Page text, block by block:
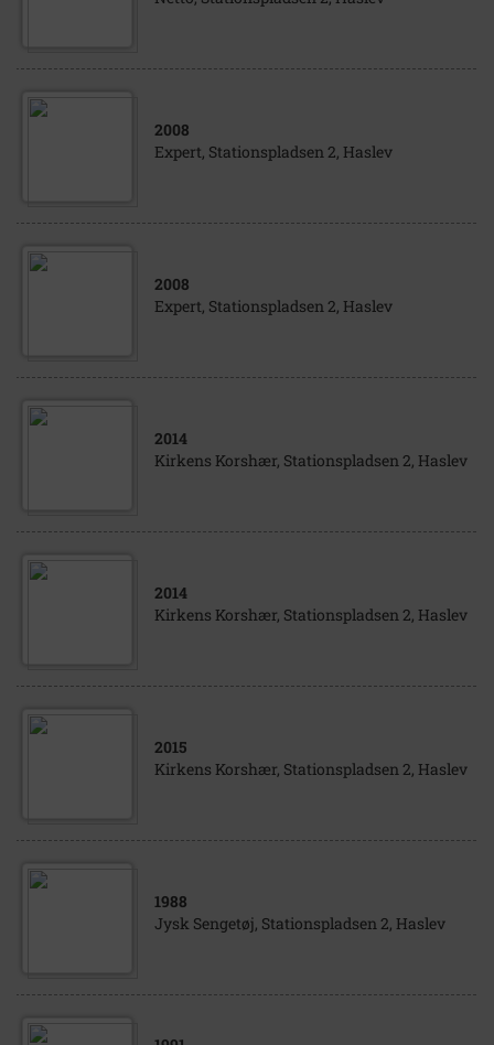
2008
Expert, Stationspladsen 2, Haslev
2008
Expert, Stationspladsen 2, Haslev
2014
Kirkens Korshær, Stationspladsen 2, Haslev
2014
Kirkens Korshær, Stationspladsen 2, Haslev
2015
Kirkens Korshær, Stationspladsen 2, Haslev
1988
Jysk Sengetøj, Stationspladsen 2, Haslev